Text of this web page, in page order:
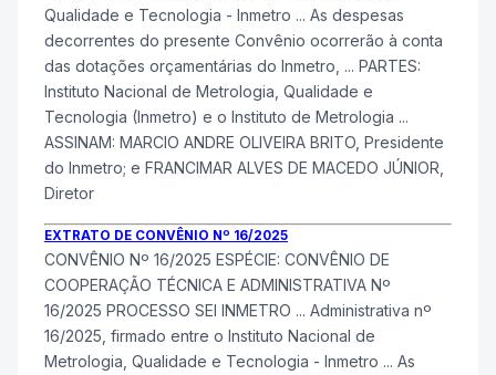
Qualidade e Tecnologia - Inmetro ... As despesas
decorrentes do presente Convênio ocorrerão à conta
das dotações orçamentárias do Inmetro , ... PARTES:
Instituto Nacional de Metrologia, Qualidade e
Tecnologia (Inmetro) e o Instituto de Metrologia ...
ASSINAM: MARCIO ANDRE OLIVEIRA BRITO, Presidente
do Inmetro; e FRANCIMAR ALVES DE MACEDO JÚNIOR,
Diretor
EXTRATO DE CONVÊNIO Nº 16/2025
CONVÊNIO Nº 16/2025 ESPÉCIE: CONVÊNIO DE
COOPERAÇÃO TÉCNICA E ADMINISTRATIVA Nº
16/2025 PROCESSO SEI INMETRO ... Administrativa nº
16/2025, firmado entre o Instituto Nacional de
Metrologia, Qualidade e Tecnologia - Inmetro ... As